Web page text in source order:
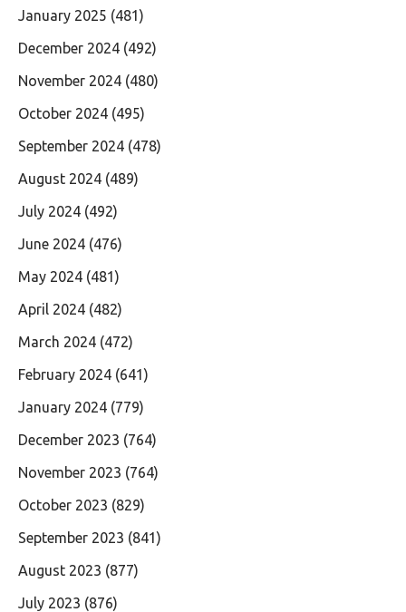
January 2025 (481)
December 2024 (492)
November 2024 (480)
October 2024 (495)
September 2024 (478)
August 2024 (489)
July 2024 (492)
June 2024 (476)
May 2024 (481)
April 2024 (482)
March 2024 (472)
February 2024 (641)
January 2024 (779)
December 2023 (764)
November 2023 (764)
October 2023 (829)
September 2023 (841)
August 2023 (877)
July 2023 (876)